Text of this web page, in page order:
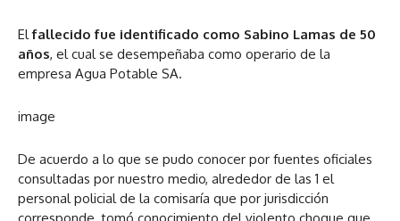
Elfallecido fue identificado como Sabino Lamas de 50
años, el cual se desempeñaba como operario de la
empresa Agua Potable SA.
image
De acuerdo a lo que se pudo conocer por fuentes oficiales
consultadas por nuestro medio, alrededor de las 1 el
personal policial de la comisaría que por jurisdicción